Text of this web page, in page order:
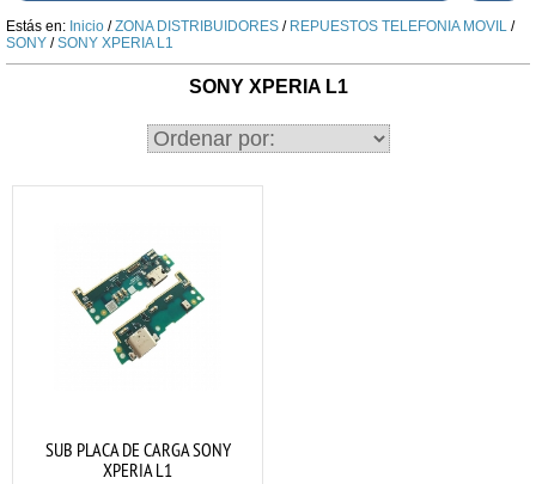
Estás en: Inicio /ZONA DISTRIBUIDORES / REPUESTOS TELEFONIA MOVIL /
SONY /SONY XPERIA L1
SONY XPERIA L1
SUB PLACA DE CARGA SONY
XPERIA L1